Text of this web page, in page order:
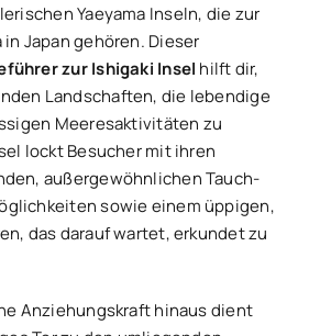
Yaeyama Inseln, die zur
in Japan gehören. Dieser
zur Ishigaki Insel hilft dir,
Landschaften, die lebendige
Meeresaktivitäten zu
lockt Besucher mit ihren
außergewöhnlichen Tauch-
sowie einem üppigen,
das darauf wartet, erkundet zu
Anziehungskraft hinaus dient